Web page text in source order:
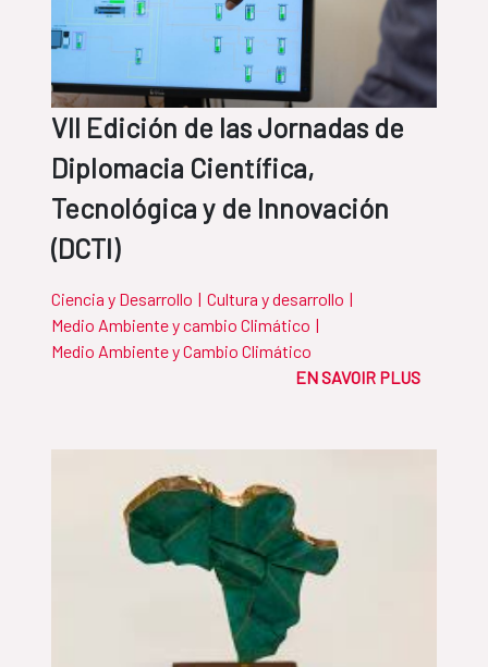
VII Edición de las Jornadas de
Diplomacia Científica,
Tecnológica y de Innovación
(DCTI)
Ciencia y Desarrollo | Cultura y desarrollo |
Medio Ambiente y cambio Climático |
Medio Ambiente y Cambio Climático
EN SAVOIR PLUS